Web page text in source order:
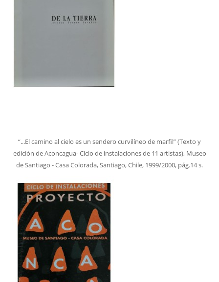
“...El camino al cielo es un sendero curvilíneo de marfil” (Texto y
edición de Aconcagua- Ciclo de instalaciones de 11 artistas), Museo
de Santiago - Casa Colorada, Santiago, Chile, 1999/2000, pág.14 s.